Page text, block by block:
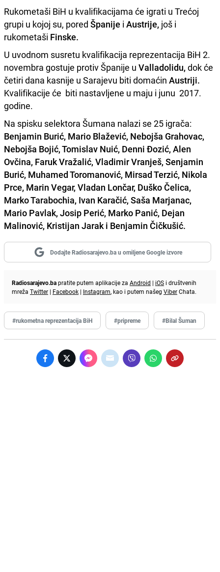
Rukometaši BiH u kvalifikacijama će igrati u Trećoj
grupi u kojoj su, pored Španije i Austrije, još i
rukometaši Finske.
U uvodnom susretu kvalifikacija reprezentacija BiH 2.
novembra gostuje protiv Španije u Valladolidu, dok će
četiri dana kasnije u Sarajevu biti domaćin Austriji.
Kvalifikacije će biti nastavljene u maju i junu 2017.
godine.
Na spisku selektora Šumana nalazi se 25 igrača:
Benjamin Burić, Mario Blažević, Nebojša Grahovac,
Nebojša Bojić, Tomislav Nuić, Denni Đozić, Alen
Ovčina, Faruk Vražalić, Vladimir Vranješ, Senjamin
Burić, Muhamed Toromanović, Mirsad Terzić, Nikola
Prce, Marin Vegar, Vladan Lončar, Duško Čelica,
Marko Tarabochia, Ivan Karačić, Saša Marjanac,
Mario Pavlak, Josip Perić, Marko Panić, Dejan
Malinović, Kristijan Jarak i Benjamin Čičkušić.
Dodajte Radiosarajevo.ba u omiljene Google izvore
Radiosarajevo.bapratite putem aplikacije za Android | iOS i društvenih
mreža Twitter | Facebook | Instagram, kao i putem našeg ViberChata.
#rukometna reprezentacija BiH #pripreme #Bilal Šuman